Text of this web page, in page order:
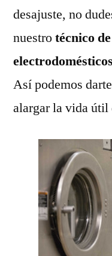
desajuste, no
nuestrotécnico
electrodomésticos
Así podemos
alargar la vida